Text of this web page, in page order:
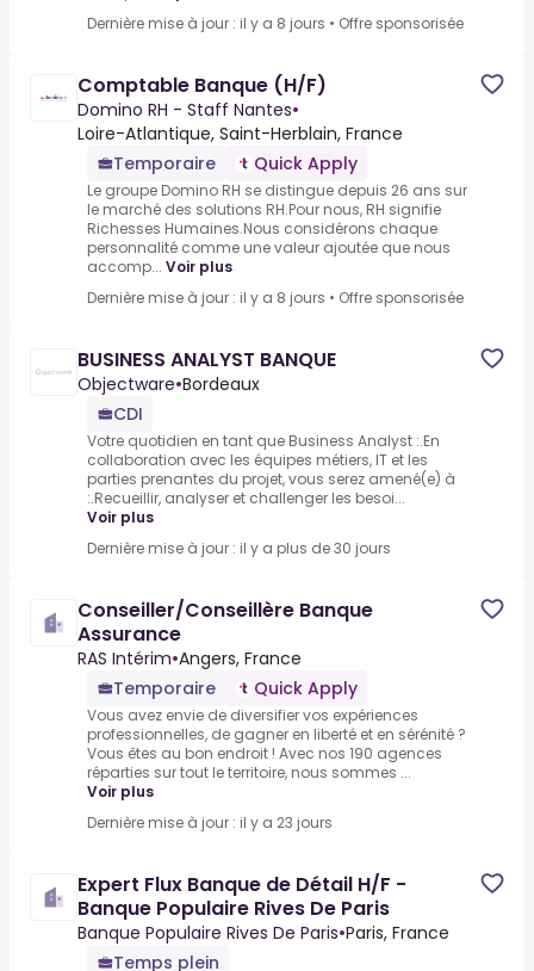
Dernière mise à jour : il y a 8 jours • Offre sponsorisée
Comptable Banque (H/F)
Domino RH - Staff Nantes•
Loire-Atlantique, Saint-Herblain, France
Temporaire
Quick Apply
Le groupe Domino RH se distingue depuis 26 ans sur
le marché des solutions RH.Pour nous, RH signifie
Richesses Humaines.Nous considérons chaque
personnalité comme une valeur ajoutée que nous
accomp... Voir plus
Dernière mise à jour : il y a 8 jours • Offre sponsorisée
BUSINESS ANALYST BANQUE
Objectware•Bordeaux
CDI
Votre quotidien en tant que Business Analyst :.En
collaboration avec les équipes métiers, IT et les
parties prenantes du projet, vous serez amené(e) à
:.Recueillir, analyser et challenger les besoi...
Voir plus
Dernière mise à jour : il y a plus de 30 jours
Conseiller/Conseillère Banque
Assurance
RAS Intérim•Angers, France
Temporaire
Quick Apply
Vous avez envie de diversifier vos expériences
professionnelles, de gagner en liberté et en sérénité ?
Vous êtes au bon endroit ! Avec nos 190 agences
réparties sur tout le territoire, nous sommes ...
Voir plus
Dernière mise à jour : il y a 23 jours
Expert Flux Banque de Détail H/F -
Banque Populaire Rives De Paris
Banque Populaire Rives De Paris•Paris, France
Temps plein